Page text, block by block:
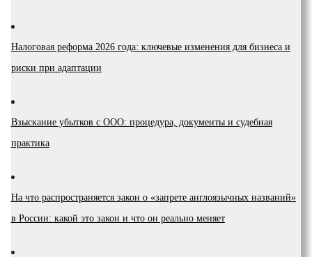
Налоговая реформа 2026 года: ключевые изменения для бизнеса и
риски при адаптации
Взыскание убытков с ООО: процедура, документы и судебная
практика
На что распространяется закон о «запрете англоязычных названий»
в России: какой это закон и что он реально меняет